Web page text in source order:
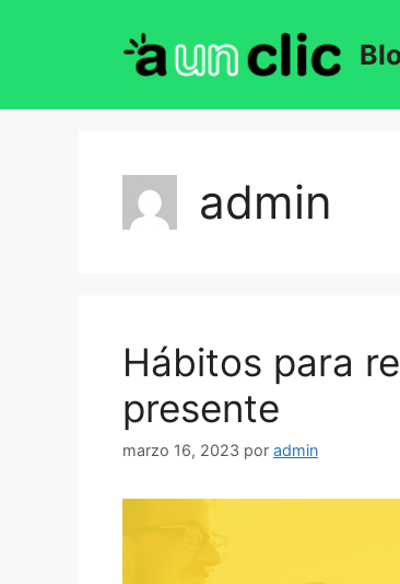
admin
Hábitos para
presente
marzo 16, 2023 por admin